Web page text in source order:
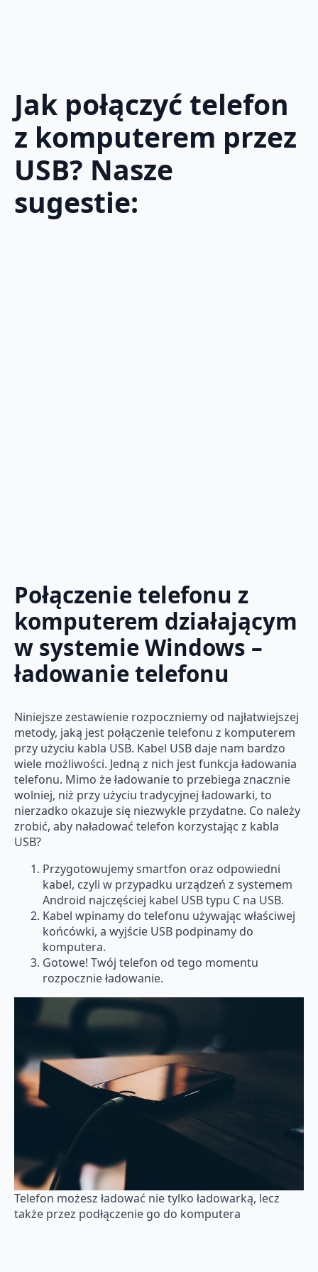
Jak połączyć telefon
z komputerem przez
USB? Nasze
sugestie:
Połączenie telefonu z
komputerem działającym
w systemie Windows –
ładowanie telefonu
Niniejsze zestawienie rozpoczniemy od najłatwiejszej
metody, jaką jest połączenie telefonu z komputerem
przy użyciu kabla USB. Kabel USB daje nam bardzo
wiele możliwości. Jedną z nich jest funkcja ładowania
telefonu. Mimo że ładowanie to przebiega znacznie
wolniej, niż przy użyciu tradycyjnej ładowarki, to
nierzadko okazuje się niezwykle przydatne. Co należy
zrobić, aby naładować telefon korzystając z kabla
USB?
Przygotowujemy smartfon oraz odpowiedni
kabel, czyli w przypadku urządzeń z systemem
Android najczęściej kabel USB typu C na USB.
Kabel wpinamy do telefonu używając właściwej
końcówki, a wyjście USB podpinamy do
komputera.
Gotowe! Twój telefon od tego momentu
rozpocznie ładowanie.
Telefon możesz ładować nie tylko ładowarką, lecz
także przez podłączenie go do komputera